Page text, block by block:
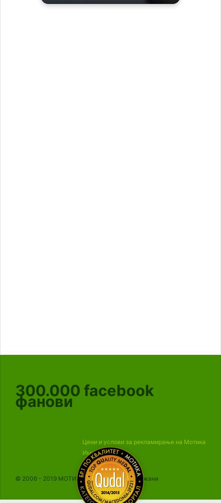
300.000 facebook
фанови
Цени и услови за рекламирање на Мотика
Импресум
© 2006 - 2019 МОТИКА, Сите права се задржани